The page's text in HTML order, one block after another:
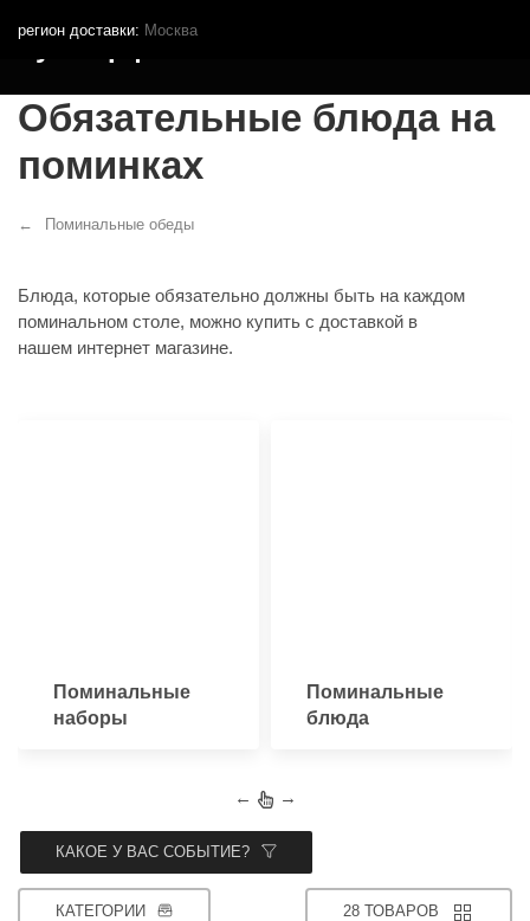
регион доставки: Москва
Кутья.рф
Обязательные блюда на
поминках
Поминальные обеды
Блюда, которые обязательно должны быть на каждом
поминальном столе, можно купить с доставкой в
нашем интернет магазине.
Поминальные
наборы
Поминальные
блюда
← →
КАКОЕ У ВАС СОБЫТИЕ?
КАТЕГОРИИ 28 ТОВАРОВ